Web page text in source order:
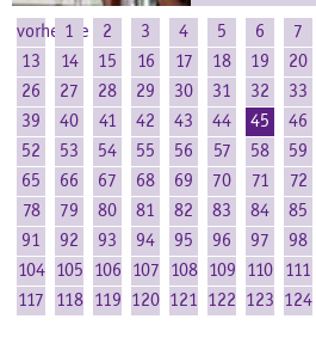
vorherige
1 2 3 4 5 6 7
13
14 15 16 17 18 19 20
26
27 28 29 30 31 32 33
39
40 41 42 43 44 45 46
52
53 54 55 56 57 58 59
65
66 67 68 69 70 71 72
78
79 80 81 82 83 84 85
91
92 93 94 95 96 97 98
104
105 106 107 108 109 110 111
117
118 119 120 121 122 123 124